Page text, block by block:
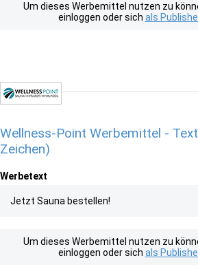
Um dieses Werbemittel nutzen zu
einloggen oder sich als
Wellness-Point Werbemittel -
Zeichen)
Werbetext
Jetzt Sauna bestellen!
Um dieses Werbemittel nutzen zu
einloggen oder sich als